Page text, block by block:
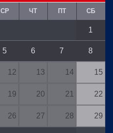
СР ЧТ ПТ СБ
1
5 6 7 8
12 13 14 15
19 20 21 22
26 27 28 29